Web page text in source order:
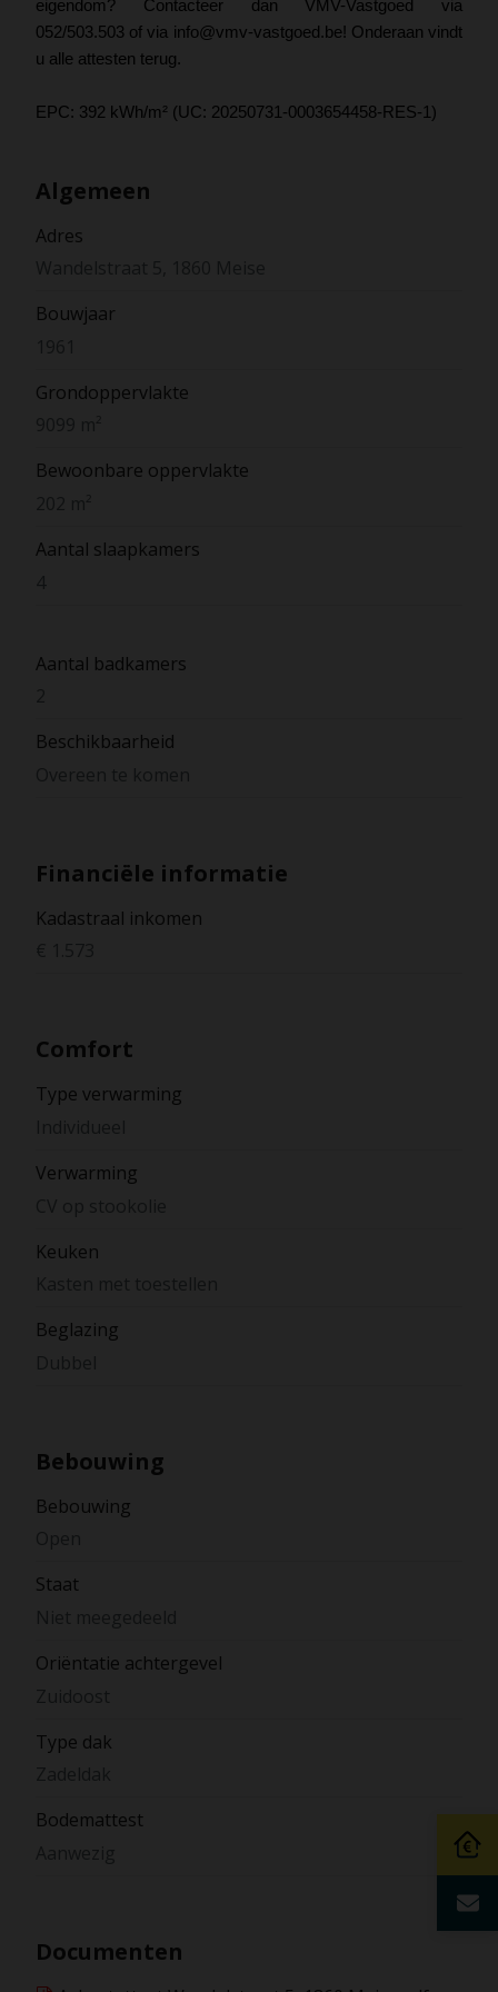
eigendom? Contacteer dan VMV-Vastgoed via
052/503.503 of via info@vmv-vastgoed.be! Onderaan vindt
u alle attesten terug.
EPC: 392 kWh/m² (UC: 20250731-0003654458-RES-1)
Algemeen
Adres
Bouwjaar
Grondoppervlakte
Bewoonbare oppervlakte
Aantal slaapkamers
Aantal badkamers
Beschikbaarheid
Financiële informatie
Kadastraal inkomen
Comfort
Type verwarming
Verwarming
Keuken
Beglazing
Bebouwing
Bebouwing
Staat
Oriëntatie achtergevel
Type dak
Bodemattest
Documenten